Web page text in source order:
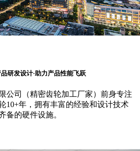
研发设计·助力产品性能飞跃
公司（精密齿轮加工厂家）前身专注
10+年，拥有丰富的经验和设计技术
备的硬件设施。